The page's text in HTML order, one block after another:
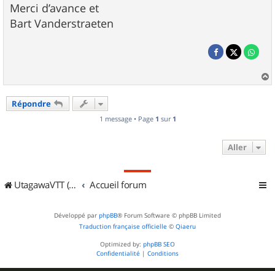
Merci d’avance et
Bart Vanderstraeten
a
Répondre
1 message • Page 1 sur 1
Aller
UtagawaVTT (Randos VTT et VTTAE avec traces GPS) Accueil forum
Développé par phpBB® Forum Software © phpBB Limited
Traduction française officielle © Qiaeru
Optimized by: phpBB SEO
Confidentialité | Conditions